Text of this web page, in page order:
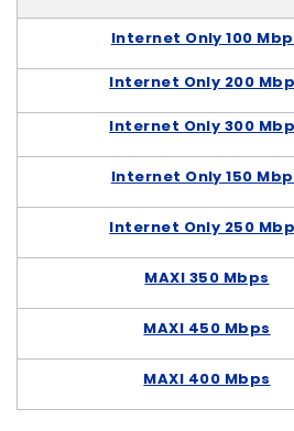
Internet Only 100
Internet Only 200
Internet Only 300
Internet Only 150
Internet Only 250
MAXI 350 Mbps
MAXI 450 Mbps
MAXI 400 Mbps